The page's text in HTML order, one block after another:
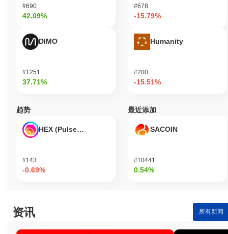
#690
42.09%
DIMO
#1251
37.71%
#678
-15.79%
Humanity
#200
-15.51%
趋势
HEX (Pulsechain)
#143
-0.69%
最近添加
SACOIN
#10441
0.54%
资讯 所有新闻